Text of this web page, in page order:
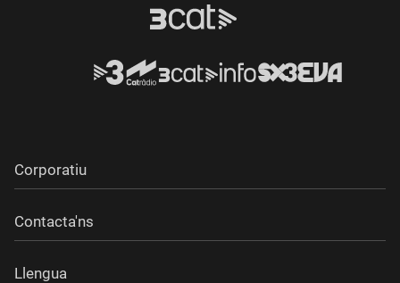
Corporatiu
Contacta'ns
Llengua